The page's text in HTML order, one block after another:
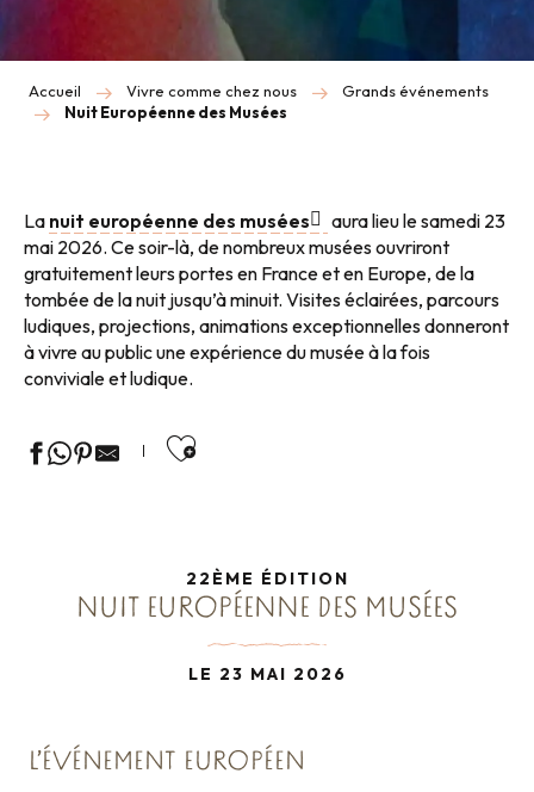
Accueil Vivre comme chez nous
Grands événements
Nuit Européenne des Musées
La nuit européenne des musées
aura lieu le samedi 23
mai 2026. Ce soir-là, de nombreux musées ouvriront
gratuitement leurs portes en France et en Europe, de la
tombée de la nuit jusqu’à minuit. Visites éclairées, parcours
ludiques, projections, animations exceptionnelles donneront
à vivre au public une expérience du musée à la fois
conviviale et ludique.
Ajouter aux favoris
22ÈME ÉDITION
NUIT EUROPÉENNE DES MUSÉES
LE 23 MAI 2026
L’ÉVÉNEMENT EUROPÉEN